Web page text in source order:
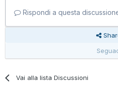
Rispondi a questa
Vai alla lista Discussioni